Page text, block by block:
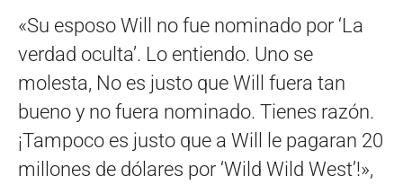
«Su esposo Will no fue nominado por ‘La
verdad oculta’. Lo entiendo. Uno se
molesta, No es justo que Will fuera tan
bueno y no fuera nominado. Tienes razón.
¡Tampoco es justo que a Will le pagaran 20
millones de dólares por ‘Wild Wild West’!»,